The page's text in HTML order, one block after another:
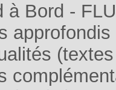
à Bord -